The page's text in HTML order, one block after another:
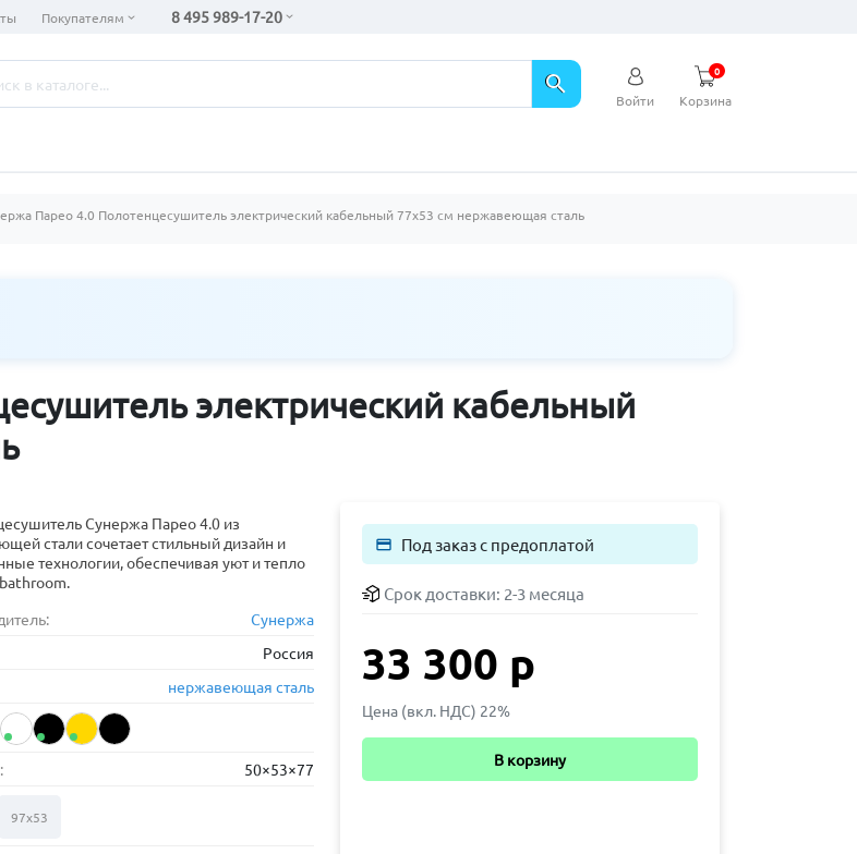
Покупателям 8 495 989-17-20
search
Войти Корзина
0
Парео 4.0 Полотенцесушитель электрический кабельный 77х53 см нержавеющая сталь
электрический кабельный
Сунержа Парео 4.0 из
стали сочетает стильный дизайн и
технологии, обеспечивая уют и тепло
Сунержа
Россия
нержавеющая сталь
50×53×77
97х53
payment Под заказ с предоплатой
Срок доставки: 2-3 месяца
33 300 р
Цена (вкл. НДС) 22%
В корзину